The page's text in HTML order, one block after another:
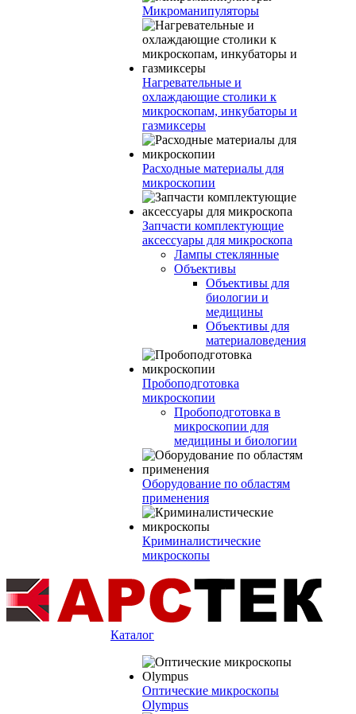
Микроманипуляторы
Нагревательные и
охлаждающие столики к
микроскопам, инкубаторы и
газмиксеры
Расходные материалы для
микроскопии
Запчасти комплектующие
аксессуары для микроскопа
Лампы стеклянные
Объективы
Объективы для
биологии и
медицины
Объективы для
материаловедения
Пробоподготовка
микроскопии
Пробоподготовка в
микроскопии для
медицины и биологии
Оборудование по областям
применения
Криминалистические
микроскопы
Каталог
Оптические микроскопы
Olympus